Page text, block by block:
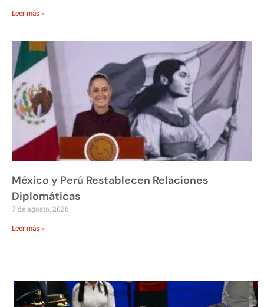
Leer más »
México y Perú Restablecen Relaciones
Diplomáticas
7 de agosto, 2026
Leer más »